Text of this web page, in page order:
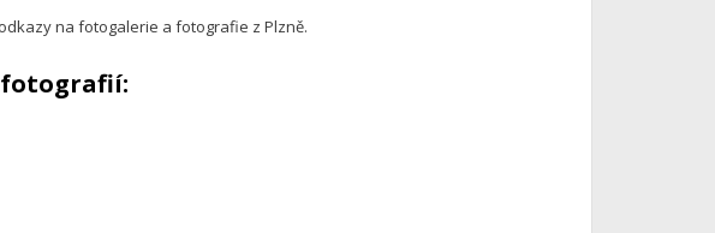
na fotogalerie a fotografie z Plzně.
fotografií: